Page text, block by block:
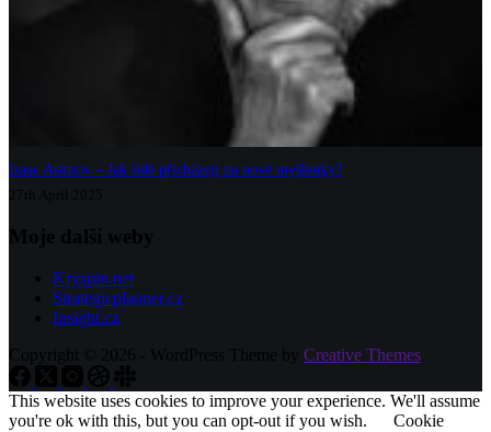
Isaac Asimov – Jak lidé přicházejí na nové myšlenky?
27th April 2025
Moje další weby
Kryspin.net
Strategicplanner.cz
Insight.cz
Copyright © 2026 - WordPress Theme by Creative Themes
This website uses cookies to improve your experience. We'll assume
you're ok with this, but you can opt-out if you wish.
Cookie